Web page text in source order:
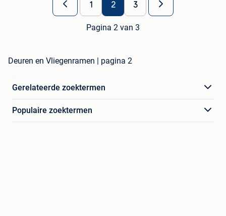
1 2 3
Pagina 2 van 3
Deuren en Vliegenramen | pagina 2
Gerelateerde zoektermen
Populaire zoektermen